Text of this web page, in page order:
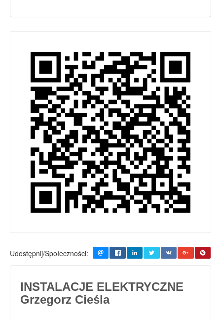
Udostępnij/Społeczności:
INSTALACJE ELEKTRYCZNE
Grzegorz Cieśla